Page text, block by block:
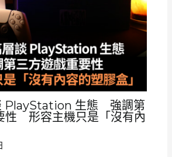
PlayStation 生態 強調第
性 形容主機只是「沒有內